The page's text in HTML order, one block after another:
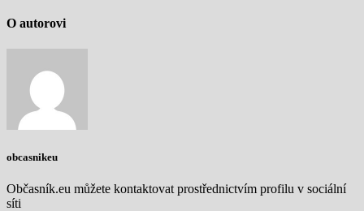
O autorovi
obcasnikeu
Občasník.eu můžete kontaktovat prostřednictvím profilu v sociální
síti